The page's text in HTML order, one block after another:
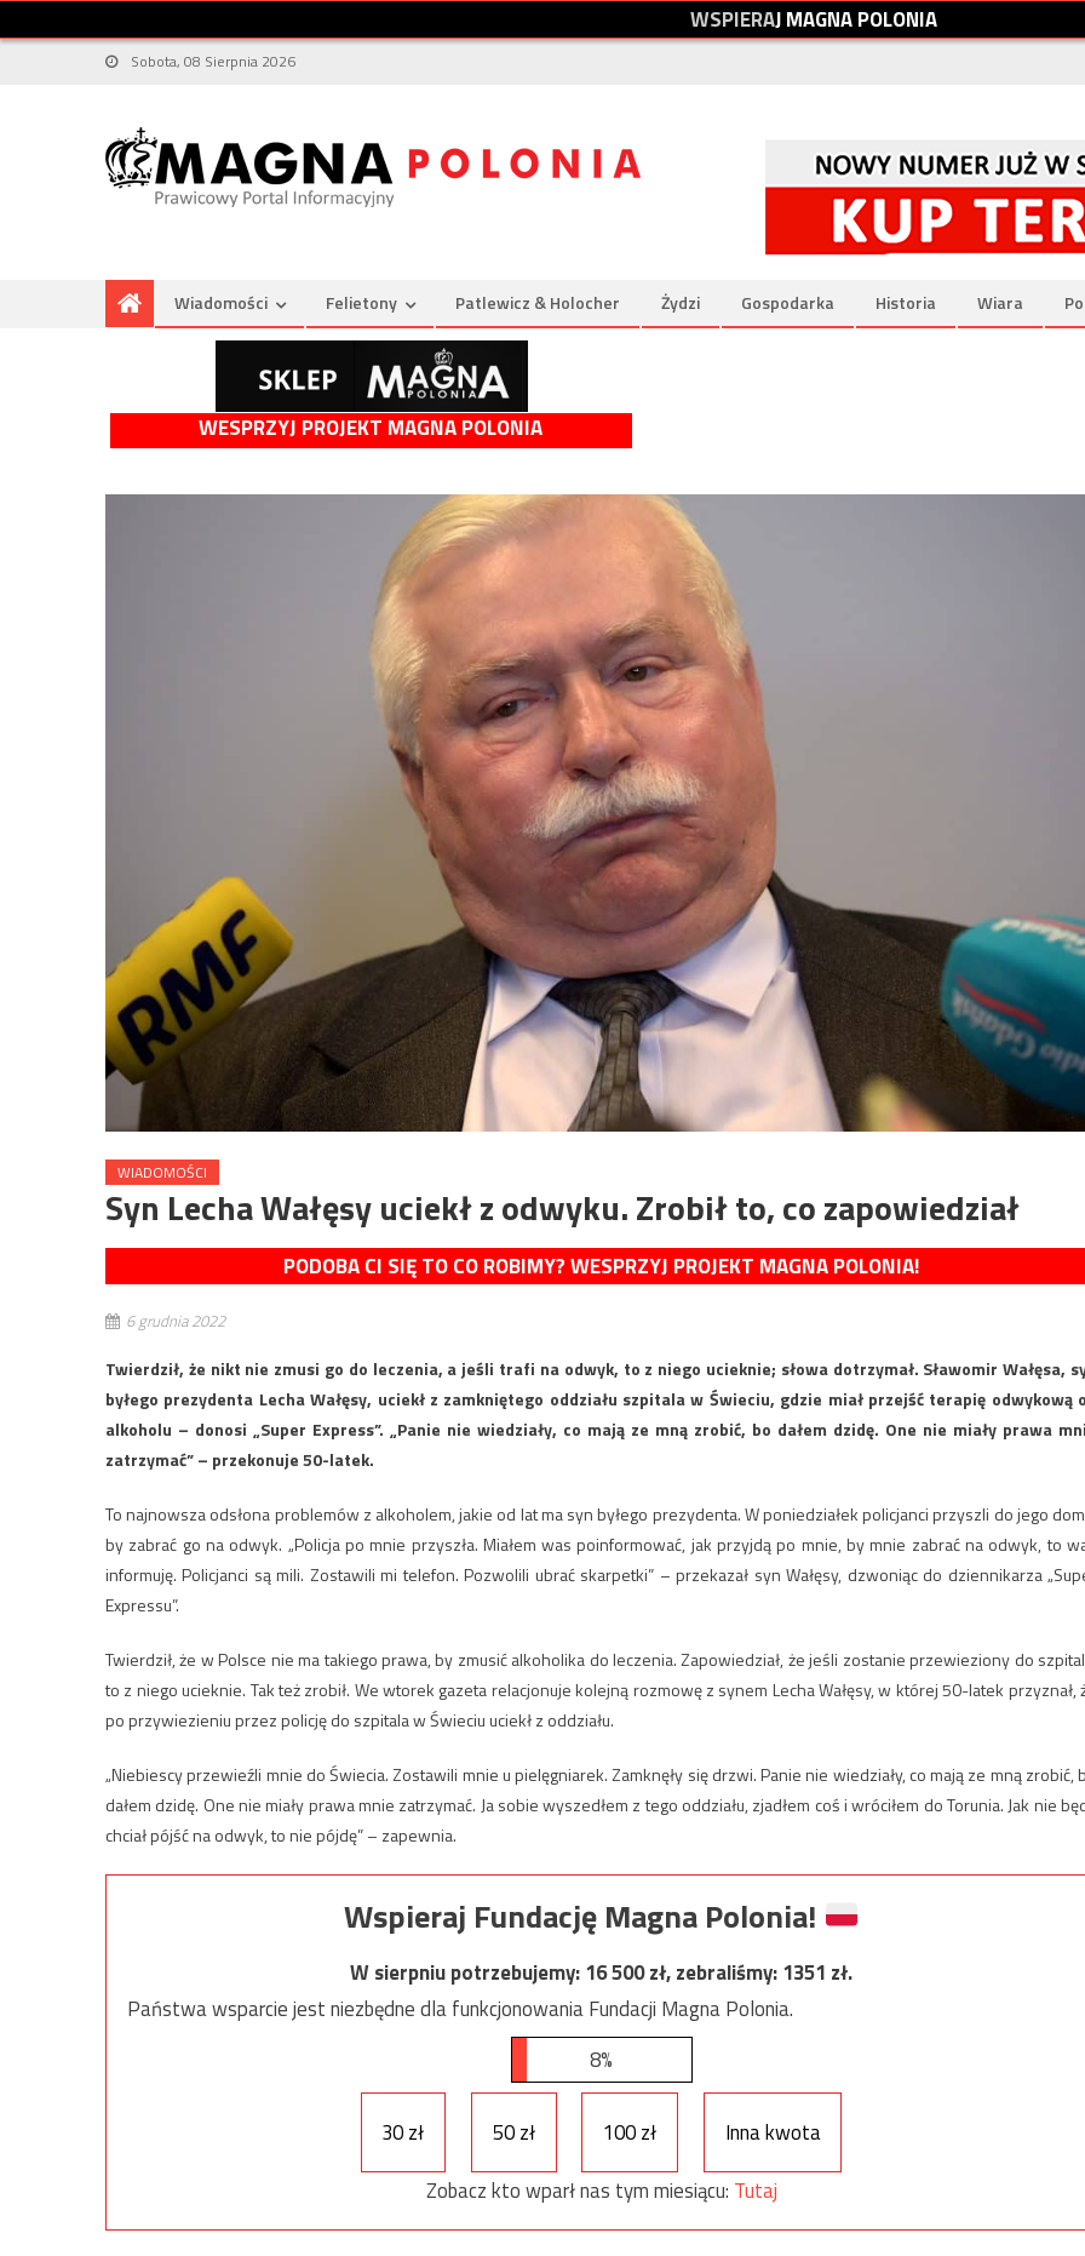
WSPIERAJMAGNAPOLONIA
Sobota, 08 Sierpnia 2026
Wiadomości Felietony Patlewicz & Holocher Żydzi Gospodarka Historia Wiara
WESPRZYJ PROJEKT MAGNA POLONIA
WIADOMOŚCI
Syn Lecha Wałęsy uciekł z odwyku. Zrobił to, co zapowiedział
PODOBA CI SIĘ TO CO ROBIMY? WESPRZYJ PROJEKT MAGNA POLONIA!
6 grudnia 2022
Twierdził, że nikt nie zmusi go do leczenia, a jeśli trafi na odwyk, to z niego ucieknie; słowa dotrzymał. Sławomir Wałęsa,
byłego prezydenta Lecha Wałęsy, uciekł z zamkniętego oddziału szpitala w Świeciu, gdzie miał przejść terapię odwykową
alkoholu – donosi „Super Express”. „Panie nie wiedziały, co mają ze mną zrobić, bo dałem dzidę. One nie miały prawa
zatrzymać” – przekonuje 50-latek.
To najnowsza odsłona problemów z alkoholem, jakie od lat ma syn byłego prezydenta. W poniedziałek policjanci przyszli do jego
by zabrać go na odwyk. „Policja po mnie przyszła. Miałem was poinformować, jak przyjdą po mnie, by mnie zabrać na odwyk, to
informuję. Policjanci są mili. Zostawili mi telefon. Pozwolili ubrać skarpetki” – przekazał syn Wałęsy, dzwoniąc do dziennikarza
Expressu”.
Twierdził, że w Polsce nie ma takiego prawa, by zmusić alkoholika do leczenia. Zapowiedział, że jeśli zostanie przewieziony do
to z niego ucieknie. Tak też zrobił. We wtorek gazeta relacjonuje kolejną rozmowę z synem Lecha Wałęsy, w której 50-latek przyznał,
po przywiezieniu przez policję do szpitala w Świeciu uciekł z oddziału.
„Niebiescy przewieźli mnie do Świecia. Zostawili mnie u pielęgniarek. Zamknęły się drzwi. Panie nie wiedziały, co mają ze mną zrobić,
dałem dzidę. One nie miały prawa mnie zatrzymać. Ja sobie wyszedłem z tego oddziału, zjadłem coś i wróciłem do Torunia. Jak nie
chciał pójść na odwyk, to nie pójdę” – zapewnia.
Wspieraj Fundację Magna Polonia!
W sierpniu potrzebujemy:16 500zł, zebraliśmy:1351 zł.
Państwa wsparcie jest niezbędne dla funkcjonowania Fundacji Magna Polonia.
8%
30 zł 50 zł 100 zł
Inna kwota
Zobacz kto wparł nas tym miesiącu: Tutaj